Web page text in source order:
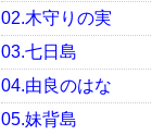
02.木守りの実
03.七日島
04.由良のはな
05.妹背島